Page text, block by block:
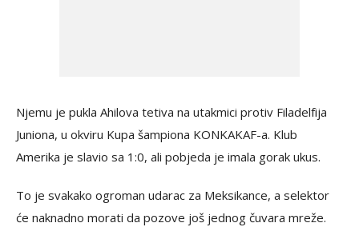
Njemu je pukla Ahilova tetiva na utakmici protiv Filadelfija
Juniona, u okviru Kupa šampiona KONKAKAF-a. Klub
Amerika je slavio sa 1:0, ali pobjeda je imala gorak ukus.
To je svakako ogroman udarac za Meksikance, a selektor
će naknadno morati da pozove još jednog čuvara mreže.